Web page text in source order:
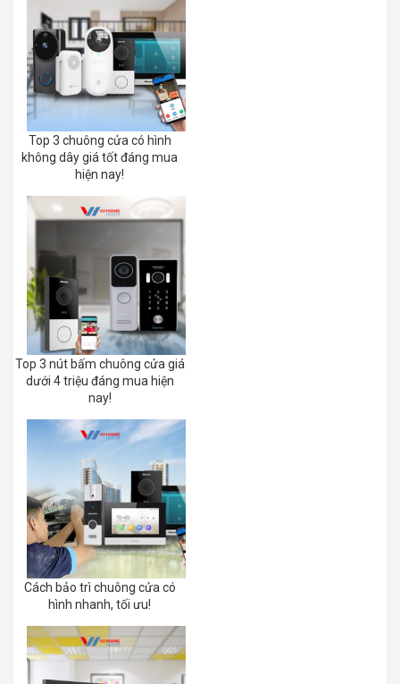
Top 3 chuông cửa có hình
không dây giá tốt đáng mua
hiện nay!
Top 3 nút bấm chuông cửa giá
dưới 4 triệu đáng mua hiện
nay!
Cách bảo trì chuông cửa có
hình nhanh, tối ưu!